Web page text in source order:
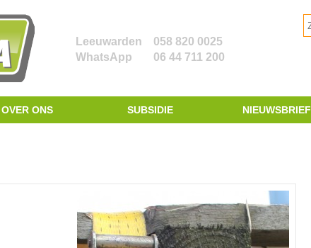
Leeuwarden
058 820 0025
WhatsApp
06 44 711 200
OVER ONS SUBSIDIE NIEUWSBRIEF